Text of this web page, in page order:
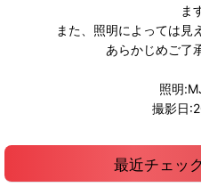
ま
また、照明によっては見
あらかじめご了
照明
撮影日
最近チェッ